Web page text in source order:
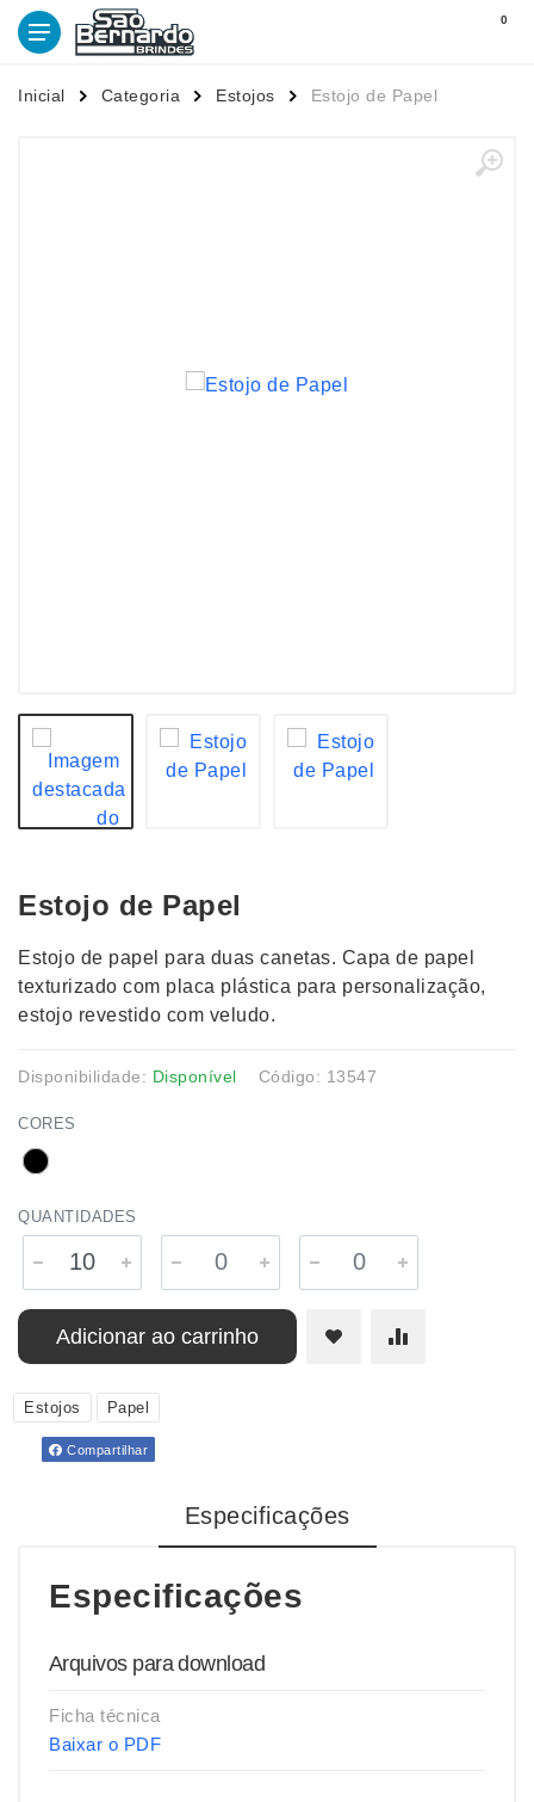
0
Inicial Categoria Estojos Estojo de Papel
Estojo de Papel
Estojo de papel para duas canetas. Capa de papel
texturizado com placa plástica para personalização,
estojo revestido com veludo.
Disponibilidade: Disponível Código: 13547
CORES
QUANTIDADES
Adicionar ao carrinho
Estojos Papel
Compartilhar
Especificações
Especificações
Arquivos para download
Ficha técnica
Baixar o PDF